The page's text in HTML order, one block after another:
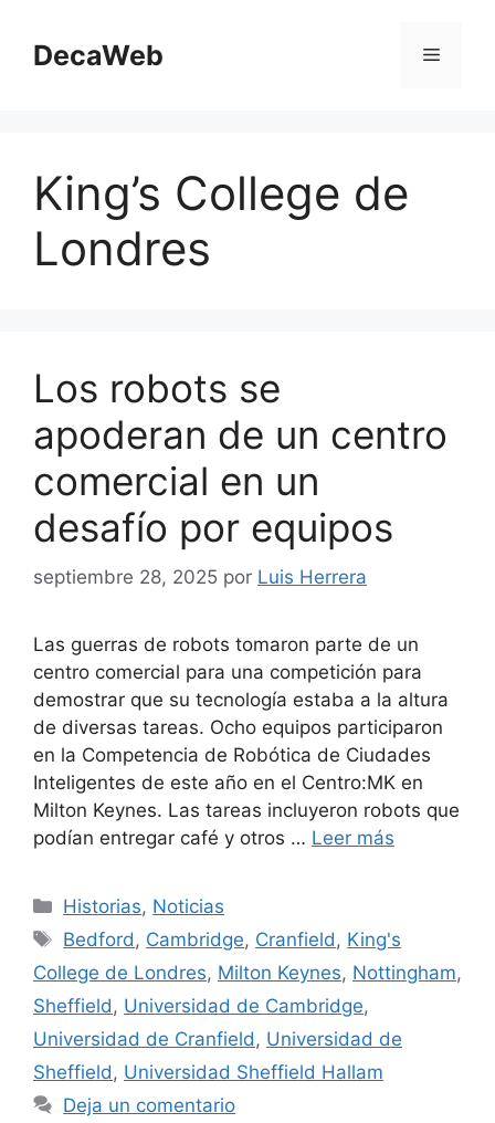
contenido
DecaWeb Menú
King’s College de
Londres
Los robots se
apoderan de un centro
comercial en un
desafío por equipos
septiembre 28, 2025 por Luis Herrera
Las guerras de robots tomaron parte de un
centro comercial para una competición para
demostrar que su tecnología estaba a la altura
de diversas tareas. Ocho equipos participaron
en la Competencia de Robótica de Ciudades
Inteligentes de este año en el Centro:MK en
Milton Keynes. Las tareas incluyeron robots que
podían entregar café y otros … Leer más
Categorías
Historias, Noticias
Etiquetas
Bedford , Cambridge, Cranfield , King's
College de Londres, Milton Keynes, Nottingham,
Sheffield , Universidad de Cambridge,
Universidad de Cranfield , Universidad de
Sheffield , Universidad Sheffield Hallam
Deja un comentario